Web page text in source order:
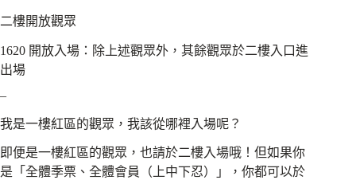
二樓開放觀眾
1620 開放入場：除上述觀眾外，其餘觀眾於二樓入口進
出場
–
我是一樓紅區的觀眾，我該從哪裡入場呢？
即便是一樓紅區的觀眾，也請於二樓入場哦！但如果你
是「全體季票、全體會員（上中下忍）」，你都可以於